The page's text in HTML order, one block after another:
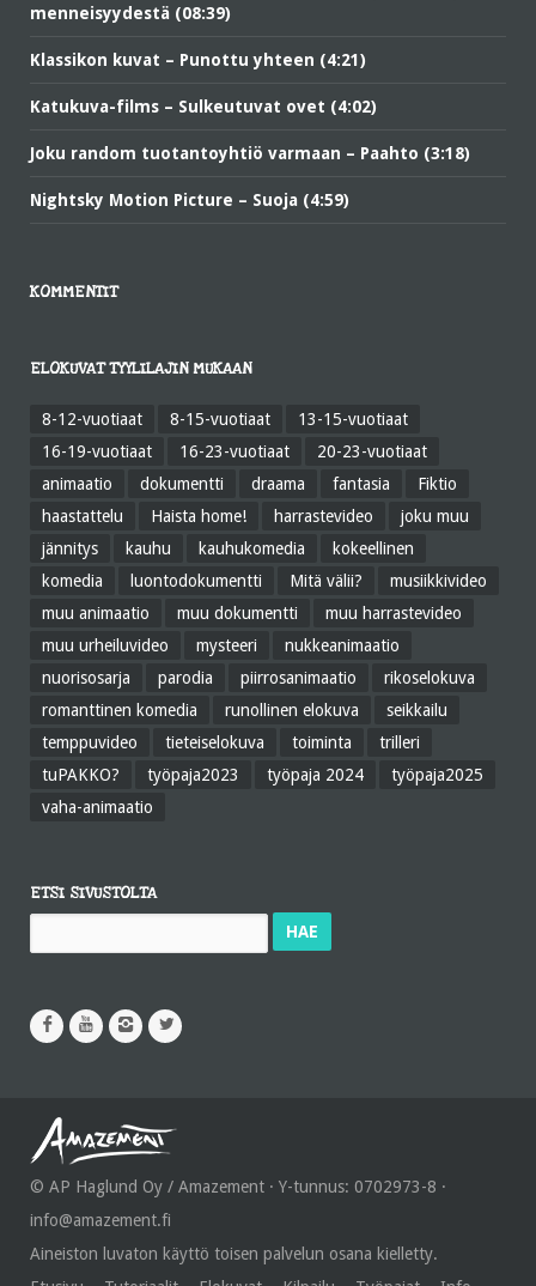
menneisyydestä (08:39)
Klassikon kuvat – Punottu yhteen (4:21)
Katukuva-films – Sulkeutuvat ovet (4:02)
Joku random tuotantoyhtiö varmaan – Paahto (3:18)
Nightsky Motion Picture – Suoja (4:59)
KOMMENTIT
ELOKUVAT TYYLILAJIN MUKAAN
8-12-vuotiaat 8-15-vuotiaat
13-15-vuotiaat
16-19-vuotiaat
16-23-vuotiaat
20-23-vuotiaat
animaatio
dokumentti draama fantasia
Fiktio
haastattelu
Haista home! harrastevideo
joku muu
jännitys
kauhu kauhukomedia
kokeellinen
komedia
luontodokumentti Mitä välii?
musiikkivideo
muu animaatio
muu dokumentti
muu harrastevideo
muu urheiluvideo
mysteeri
nukkeanimaatio
nuorisosarja
parodia piirrosanimaatio
rikoselokuva
romanttinen komedia
runollinen elokuva
seikkailu
temppuvideo
tieteiselokuva toiminta
trilleri
tuPAKKO?
työpaja2023 työpaja 2024
työpaja2025
vaha-animaatio
ETSI SIVUSTOLTA
© AP Haglund Oy / Amazement · Y-tunnus: 0702973-8 ·
info@amazement.fi
Aineiston luvaton käyttö toisen palvelun osana kielletty.